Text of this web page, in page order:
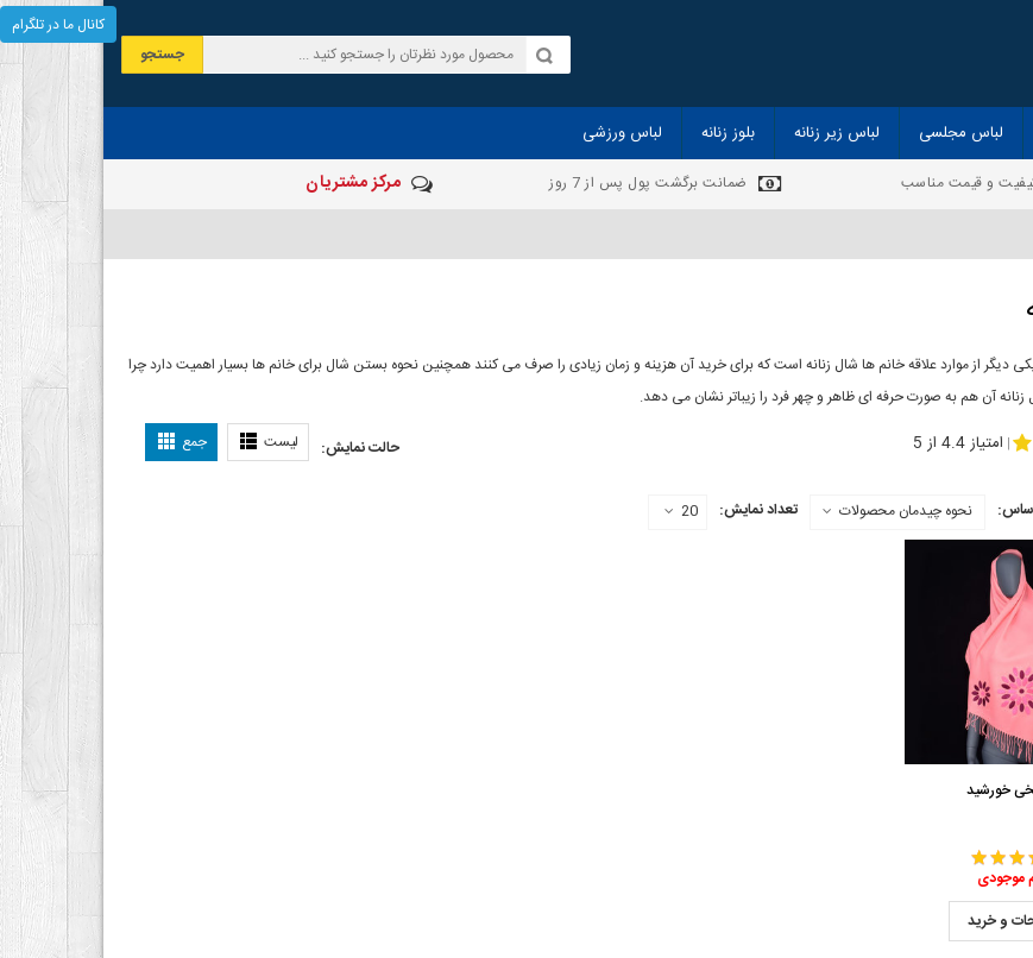
جستجو
لباس مجلسی لباس زیر زنانه بلوز زنانه لباس ورزشی
و قیمت مناسب ضمانت برگشت پول پس از 7 روز مرکز مشتریان
دیگر از موارد علاقه خانم ها شال زنانه است که برای خرید آن هزینه و زمان زیادی را صرف می کنند همچنین نحوه بستن شال برای خانم ها بسیار اهمیت دارد چرا
آن هم به صورت حرفه ای ظاهر و چهر فرد را زیباتر نشان می دهد.
حالت نمایش: لیست جمع | امتیاز 4.4 از 5
نحوه چیدمان محصولات تعداد نمایش: 20
خورشید
موجودی
و خرید
کانال ما در تلگرام